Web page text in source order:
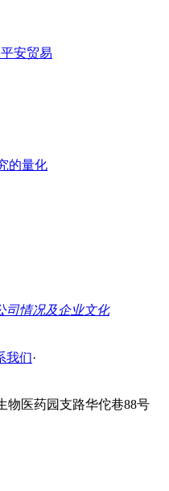
安贸易
的量化
司情况及企业文化
我们·
物医药园支路华佗巷88号